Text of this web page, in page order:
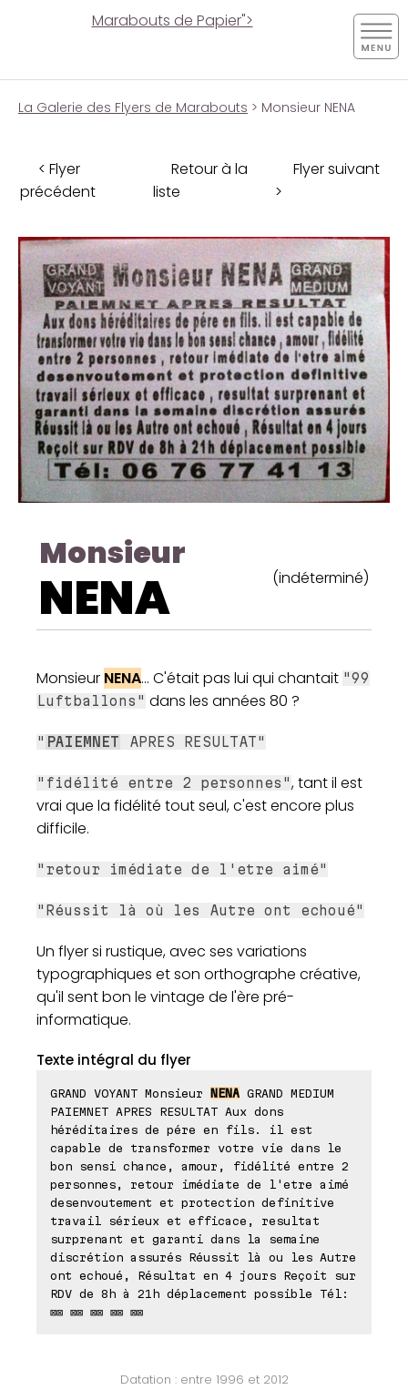
Marabouts de Papier">
La Galerie des Flyers de Marabouts > Monsieur NENA
< Flyer
précédent
Retour à la
liste
Flyer suivant
>
Monsieur
NENA (indéterminé)
Monsieur NENA... C'était pas lui qui chantait "99
Luftballons" dans les années 80 ?
" PAIEMNET APRES RESULTAT"
"fidélité entre 2 personnes", tant il est
vrai que la fidélité tout seul, c'est encore plus
difficile.
"retour imédiate de l'etre aimé"
"Réussit là où les Autre ont echoué"
Un flyer si rustique, avec ses variations
typographiques et son orthographe créative,
qu'il sent bon le vintage de l'ère pré-
informatique.
Texte intégral du flyer
GRAND VOYANT Monsieur NENA GRAND MEDIUM
PAIEMNET APRES RESULTAT Aux dons
héréditaires de pére en fils. il est
capable de transformer votre vie dans le
bon sensi chance, amour, fidélité entre 2
personnes, retour imédiate de l'etre aimé
desenvoutement et protection definitive
travail sérieux et efficace, resultat
surprenant et garanti dans la semaine
discrétion assurés Réussit là ou les Autre
ont echoué, Résultat en 4 jours Reçoit sur
RDV de 8h à 21h déplacement possible Tél:
⊠⊠ ⊠⊠ ⊠⊠ ⊠⊠ ⊠⊠
Datation : entre 1996 et 2012